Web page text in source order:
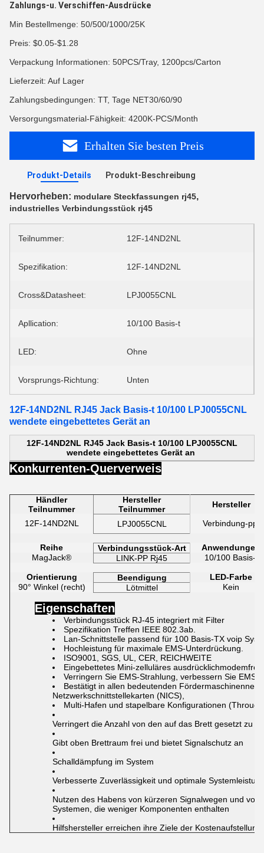
Zahlungs-u. Verschiffen-Ausdrücke
Min Bestellmenge: 50/500/1000/25K
Preis: $0.05-$1.28
Verpackung Informationen: 50PCS/Tray, 1200pcs/Carton
Lieferzeit: Auf Lager
Zahlungsbedingungen: TT, Tage NET30/60/90
Versorgungsmaterial-Fähigkeit: 4200K-PCS/Month
Erhalten Sie besten Preis
Produkt-Details Produkt-Beschreibung
Hervorheben: modulare Steckfassungen rj45,
industrielles Verbindungsstück rj45
Teilnummer: 12F-14ND2NL
Spezifikation: 12F-14ND2NL
Cross&Datasheet: LPJ0055CNL
Apllication: 10/100 Basis-t
LED: Ohne
Vorsprungs-Richtung: Unten
12F-14ND2NL RJ45 Jack Basis-t 10/100 LPJ0055CNL
wendete eingebettetes Gerät an
12F-14ND2NL RJ45 Jack Basis-t 10/100 LPJ0055CNL
wendete eingebettetes Gerät an
Konkurrenten-Querverweis
Händler
Teilnummer
Hersteller
Teilnummer
Hersteller
12F-14ND2NL
LPJ0055CNL Verbindung-pp.
Reihe Verbindungsstück-Art
Anwendungen
MagJack®
LINK-PP Rj45 10/100 Basis-t
Orientierung Beendigung
LED-Farbe
90° Winkel (recht)
Lötmittel Kein
Eigenschaften
Verbindungsstück RJ-45 integriert mit Filter
Spezifikation Treffen IEEE 802.3ab.
Lan-Schnittstelle passend für 100 Basis-TX voip
Hochleistung für maximale EMS-Unterdrückung.
ISO9001, SGS, UL, CER, REICHWEITE
Eingebettetes Mini-zelluläres
Verringern Sie EMS-Strahlung, verbessern Sie EMS-
Bestätigt in allen bedeutenden
Netzwerkschnittstellekarten (NICS),
Multi-Hafen und stapelbare Konfigurationen
Verringert die Anzahl von den auf das Brett gesetzt zu
Gibt oben Brettraum frei und bietet Signalschutz an
Schalldämpfung im System
Verbesserte Zuverlässigkeit und optimale
Nutzen des Habens von kürzeren Signalwegen und
Systemen, die weniger Komponenten enthalten
Hilfshersteller erreichen ihre Ziele der Kostenaufstellung